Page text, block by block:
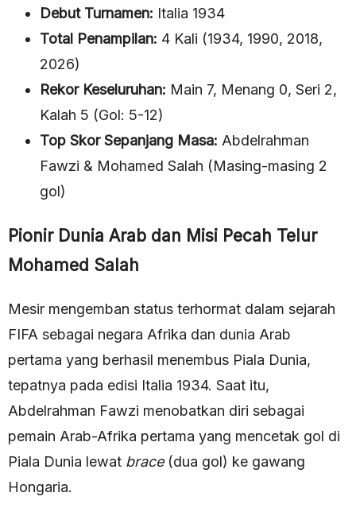
Debut Turnamen: Italia 1934
Total Penampilan: 4 Kali (1934, 1990, 2018,
2026)
Rekor Keseluruhan: Main 7, Menang 0, Seri 2,
Kalah 5 (Gol: 5-12)
Top Skor Sepanjang Masa: Abdelrahman
Fawzi & Mohamed Salah (Masing-masing 2
gol)
Pionir Dunia Arab dan Misi Pecah Telur
Mohamed Salah
Mesir mengemban status terhormat dalam sejarah
FIFA sebagai negara Afrika dan dunia Arab
pertama yang berhasil menembus Piala Dunia,
tepatnya pada edisi Italia 1934. Saat itu,
Abdelrahman Fawzi menobatkan diri sebagai
pemain Arab-Afrika pertama yang mencetak gol di
Piala Dunia lewat brace(dua gol) ke gawang
Hongaria.